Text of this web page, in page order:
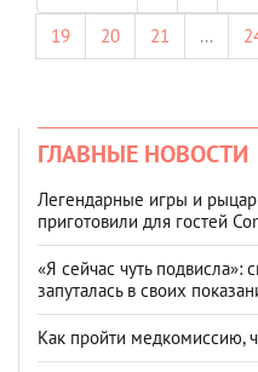
19
20 21 ...
ГЛАВНЫЕ НОВОСТИ
Легендарные игры и
приготовили для гостей
«Я сейчас чуть подвисла»:
запуталась в своих
Как пройти медкомиссию,